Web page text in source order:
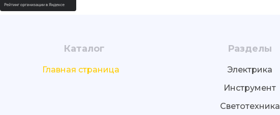
Каталог
Главная страница
Разделы
Электрика
Инструмент
Светотехника